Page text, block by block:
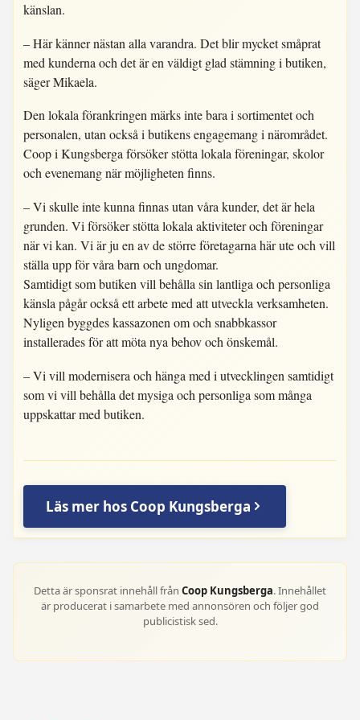
känslan.
– Här känner nästan alla varandra. Det blir mycket småprat
med kunderna och det är en väldigt glad stämning i butiken,
säger Mikaela.
Den lokala förankringen märks inte bara i sortimentet och
personalen, utan också i butikens engagemang i närområdet.
Coop i Kungsberga försöker stötta lokala föreningar, skolor
och evenemang när möjligheten finns.
– Vi skulle inte kunna finnas utan våra kunder, det är hela
grunden. Vi försöker stötta lokala aktiviteter och föreningar
när vi kan. Vi är ju en av de större företagarna här ute och vill
ställa upp för våra barn och ungdomar.
Samtidigt som butiken vill behålla sin lantliga och personliga
känsla pågår också ett arbete med att utveckla verksamheten.
Nyligen byggdes kassazonen om och snabbkassor
installerades för att möta nya behov och önskemål.
– Vi vill modernisera och hänga med i utvecklingen samtidigt
som vi vill behålla det mysiga och personliga som många
uppskattar med butiken.
Läs mer hos Coop Kungsberga
Detta är sponsrat innehåll från Coop Kungsberga. Innehållet
är producerat i samarbete med annonsören och följer god
publicistisk sed.